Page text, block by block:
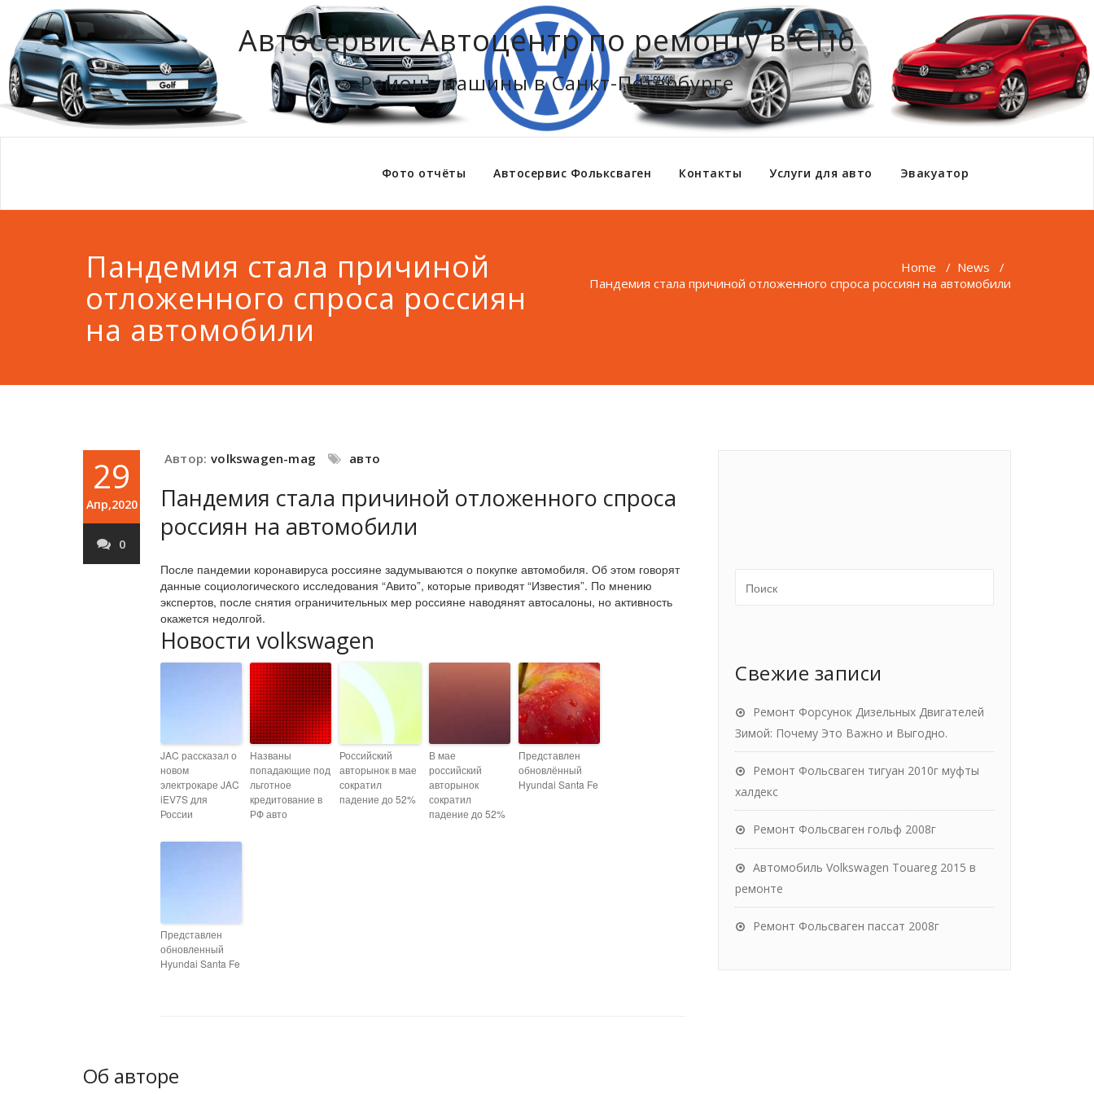
Автосервис Автоцентр по ремонту в СПб
Ремонт машины в Санкт-Петербурге
Фото отчёты Автосервис Фольксваген Контакты Услуги для авто Эвакуатор
Пандемия стала причиной
отложенного спроса россиян
на автомобили
Home / News /
Пандемия стала причиной отложенного спроса россиян на автомобили
29
Апр,2020
0
Автор: volkswagen-mag авто
Пандемия стала причиной отложенного спроса
россиян на автомобили
После пандемии коронавируса россияне задумываются о покупке автомобиля. Об этом говорят
данные социологического исследования “Авито”, которые приводят “Известия”. По мнению
экспертов, после снятия ограничительных мер россияне наводянят автосалоны, но активность
окажется недолгой.
Новости volkswagen
JAC рассказал о
новом
электрокаре JAC
iEV7S для
России
Названы
попадающие под
льготное
кредитование в
РФ авто
Российский
авторынок в мае
сократил
падение до 52%
В мае
российский
авторынок
сократил
падение до 52%
Представлен
обновлённый
Hyundai Santa Fe
Представлен
обновленный
Hyundai Santa Fe
Об авторе
Свежие записи
Ремонт Форсунок Дизельных Двигателей
Зимой: Почему Это Важно и Выгодно.
Ремонт Фольсваген тигуан 2010г муфты
халдекс
Ремонт Фольсваген гольф 2008г
Автомобиль Volkswagen Touareg 2015 в
ремонте
Ремонт Фольсваген пассат 2008г